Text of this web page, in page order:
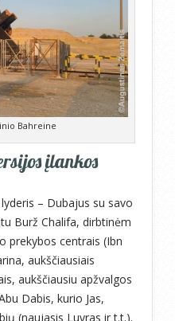
Bahreine
įlankos
– Dubajus su savo
Burž Chalifa, dirbtinėm
prekybos centrais (Ibn
aukščiausiais
aukščiausiu apžvalgos
Dabis, kurio Jas,
(naujasis Luvras ir t.t.).